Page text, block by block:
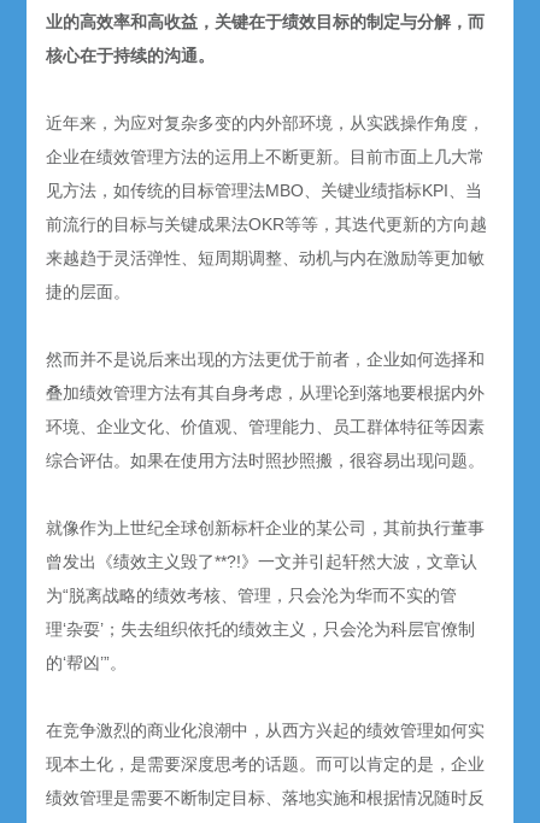
业的高效率和高收益，关键在于绩效目标的制定与分解，而
核心在于持续的沟通。
近年来，为应对复杂多变的内外部环境，从实践操作角度，
企业在绩效管理方法的运用上不断更新。目前市面上几大常
见方法，如传统的目标管理法MBO、关键业绩指标KPI、当
前流行的目标与关键成果法OKR等等，其迭代更新的方向越
来越趋于灵活弹性、短周期调整、动机与内在激励等更加敏
捷的层面。
然而并不是说后来出现的方法更优于前者，企业如何选择和
叠加绩效管理方法有其自身考虑，从理论到落地要根据内外
环境、企业文化、价值观、管理能力、员工群体特征等因素
综合评估。如果在使用方法时照抄照搬，很容易出现问题。
就像作为上世纪全球创新标杆企业的某公司，其前执行董事
曾发出《绩效主义毁了**?!》一文并引起轩然大波，文章认
为“脱离战略的绩效考核、管理，只会沦为华而不实的管
理‘杂耍’；失去组织依托的绩效主义，只会沦为科层官僚制
的‘帮凶’”。
在竞争激烈的商业化浪潮中，从西方兴起的绩效管理如何实
现本土化，是需要深度思考的话题。而可以肯定的是，企业
绩效管理是需要不断制定目标、落地实施和根据情况随时反